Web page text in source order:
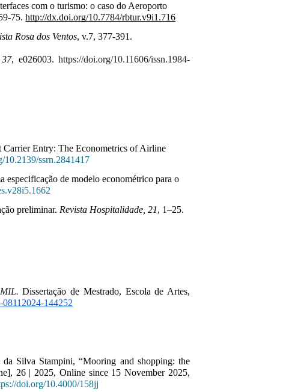
com o turismo: o caso do Aeroporto
75. http://dx.doi.org/10.7784/rbtur.v9i1.716
Rosa dos Ventos, v.7, 377-391.
, e026003. https://doi.org/10.11606/issn.1984-
Carrier Entry: The Econometrics of Airline
10.2139/ssrn.2841417
de modelo econométrico para o
preliminar. Revista Hospitalidade, 21, 1–25.
Dissertação de Mestrado, Escola de Artes,
144252
Silva Stampini, “Mooring and shopping: the
26 | 2025, Online since 15 November 2025,
doi.org/10.4000/158jj